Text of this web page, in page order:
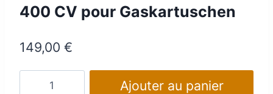
400 CV pour Gaskartuschen
149,00 €
Ajouter au panier